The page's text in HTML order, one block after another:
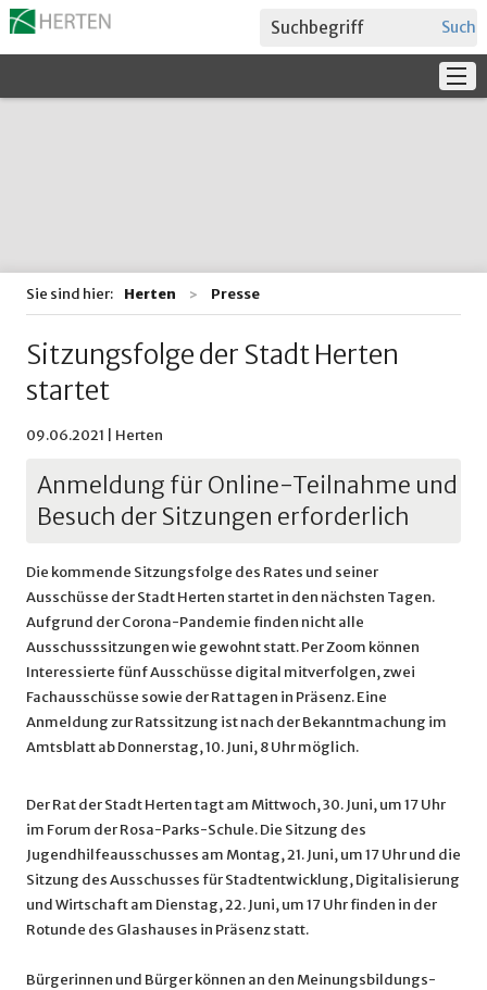
Sie sind hier: Herten Presse
Sitzungsfolge der Stadt Herten
startet
09.06.2021 | Herten
Anmeldung für Online-Teilnahme und
Besuch der Sitzungen erforderlich
Die kommende Sitzungsfolge des Rates und seiner
Ausschüsse der Stadt Herten startet in den nächsten Tagen.
Aufgrund der Corona-Pandemie finden nicht alle
Ausschusssitzungen wie gewohnt statt. Per Zoom können
Interessierte fünf Ausschüsse digital mitverfolgen, zwei
Fachausschüsse sowie der Rat tagen in Präsenz. Eine
Anmeldung zur Ratssitzung ist nach der Bekanntmachung im
Amtsblatt ab Donnerstag, 10. Juni, 8 Uhr möglich.
Der Rat der Stadt Herten tagt am Mittwoch, 30. Juni, um 17 Uhr
im Forum der Rosa-Parks-Schule. Die Sitzung des
Jugendhilfeausschusses am Montag, 21. Juni, um 17 Uhr und die
Sitzung des Ausschusses für Stadtentwicklung, Digitalisierung
und Wirtschaft am Dienstag, 22. Juni, um 17 Uhr finden in der
Rotunde des Glashauses in Präsenz statt.
Bürgerinnen und Bürger können an den Meinungsbildungs-